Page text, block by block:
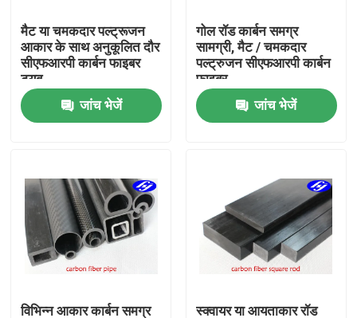
फैक्टरी यात्रा
गुणवत्ता नियंत्रण
समाचार
एक बोली का अनुरोध
कार्बन अरामी फैब्रिक
मैट या चमकदार पल्ट्रूजन
आकार के साथ अनुकूलित दौर
सीएफआरपी कार्बन फाइबर
ट्यूब
जांच भेजें
गोल रॉड कार्बन समग्र
सामग्री, मैट / चमकदार
पल्ट्रुजन सीएफआरपी कार्बन
फाइबर
जांच भेजें
विभिन्न आकार कार्बन समग्र स्क्वायर या आयताकार रॉड